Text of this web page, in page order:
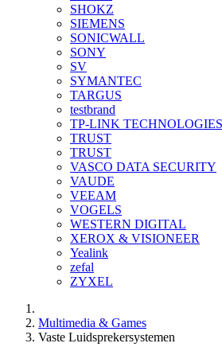
SHOKZ
SIEMENS
SONICWALL
SONY
SV
SYMANTEC
TARGUS
testbrand
TP-LINK TECHNOLOGIES
TRUST
TRUST
VASCO DATA SECURITY
VAUDE
VEEAM
VOGELS
WESTERN DIGITAL
XEROX & VISIONEER
Yealink
zefal
ZYXEL
Multimedia & Games
Vaste Luidsprekersystemen